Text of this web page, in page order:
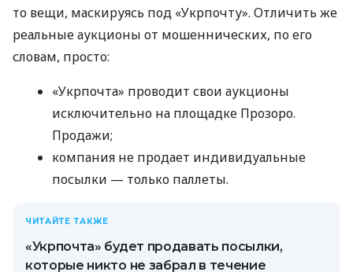
то вещи, маскируясь под «Укрпочту». Отличить же
реальные аукционы от мошеннических, по его
словам, просто:
«Укрпочта» проводит свои аукционы
исключительно на площадке Прозоро.
Продажи;
компания не продает индивидуальные
посылки — только паллеты.
ЧИТАЙТЕ ТАКЖЕ
«Укрпочта» будет продавать посылки,
которые никто не забрал в течение